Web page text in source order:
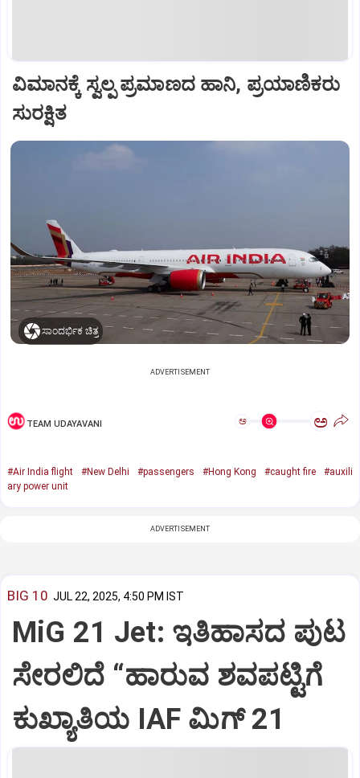
ವಿಮಾನಕ್ಕೆ ಸ್ವಲ್ಪ ಪ್ರಮಾಣದ ಹಾನಿ, ಪ್ರಯಾಣಿಕರು
ಸುರಕ್ಷಿತ
ಸಾಂದರ್ಭಿಕ ಚಿತ್ರ
ADVERTISEMENT
TEAM UDAYAVANI ಅ ಅ
#Air India flight #New Delhi #passengers #Hong Kong #caught fire
#auxili
ary power unit
ADVERTISEMENT
BIG 10 JUL 22, 2025, 4:50 PM IST
MiG 21 Jet: ಇತಿಹಾಸದ ಪುಟ
ಸೇರಲಿದೆ “ಹಾರುವ ಶವಪಟ್ಟಿಗೆ
ಕುಖ್ಯಾತಿಯ IAF ಮಿಗ್‌ 21